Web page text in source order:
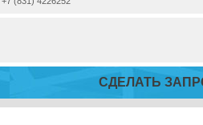
СДЕЛАТЬ